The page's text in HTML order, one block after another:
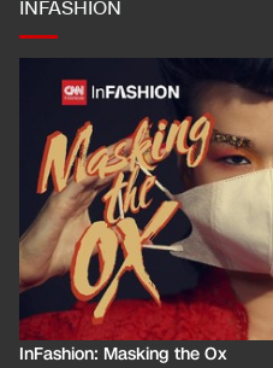
INFASHION
InFashion: Masking the Ox